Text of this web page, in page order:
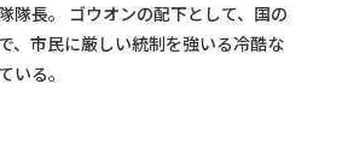
隊⻑。 ゴウオンの配下として、国の
、市⺠に厳しい統制を強いる冷酷な
いる。